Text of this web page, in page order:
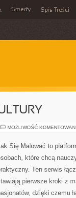
Smerfy Spis Treści
MOŻLIWOŚĆ
Się Malować to
które chcą
Ten serwis
pierwsze kroki z
dzięki czemu